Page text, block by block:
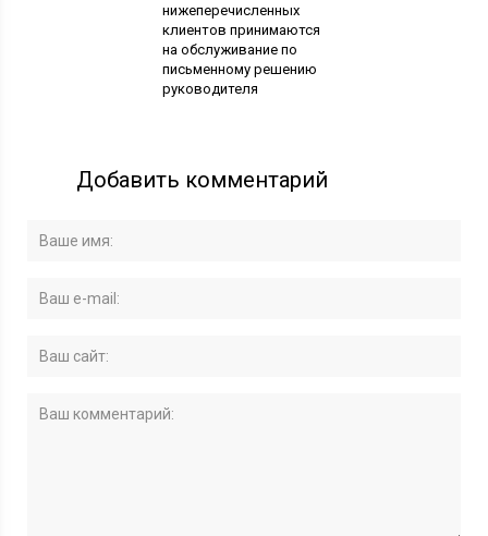
нижеперечисленных
клиентов принимаются
на обслуживание по
письменному решению
руководителя
Добавить комментарий